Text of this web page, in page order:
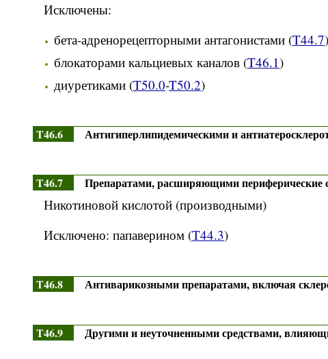
Исключены:
бета-адренорецепторными антагонистами (T44.7)
блокаторами кальциевых каналов (T46.1)
диуретиками (T50.0-T50.2)
T46.6 Антигиперлипидемическими и
T46.7 Препаратами, расширяющими периферические
Никотиновой кислотой (производными)
Исключено: папаверином (T44.3)
T46.8 Антиварикозными препаратами, включая
T46.9 Другими и неуточненными средствами,